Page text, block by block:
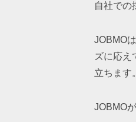
自社での
JOBMO
ズに応え
立ちます。
JOBMO